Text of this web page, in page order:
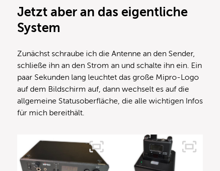
Jetzt aber an das eigentliche
System
Zunächst schraube ich die Antenne an den Sender,
schließe ihn an den Strom an und schalte ihn ein. Ein
paar Sekunden lang leuchtet das große Mipro-Logo
auf dem Bildschirm auf, dann wechselt es auf die
allgemeine Statusoberfläche, die alle wichtigen Infos
für mich bereithält.